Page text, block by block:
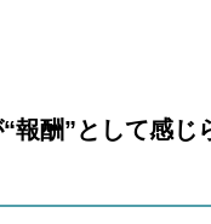
報酬”として感じ